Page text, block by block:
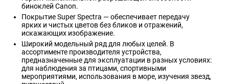
биноклей Canon.
Покрытие Super Spectra — обеспечивает передачу
ярких и чистых цветов без бликов и отражений,
искажающих изображение.
Широкий модельный ряд для любых целей. В
ассортименте производителя устройства,
предназначенные для эксплуатации в разных условиях:
для наблюдения за птицами, спортивными
мероприятиями, использования в море, изучения звезд,